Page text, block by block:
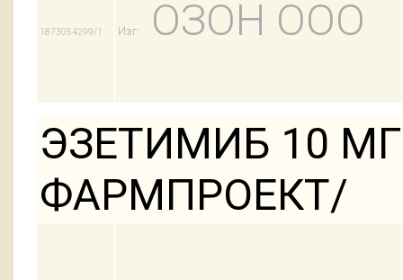
1873054299/1 Изг: ОЗОН ООО
ЭЗЕТИМИБ 10
ФАРМПРОЕКТ/